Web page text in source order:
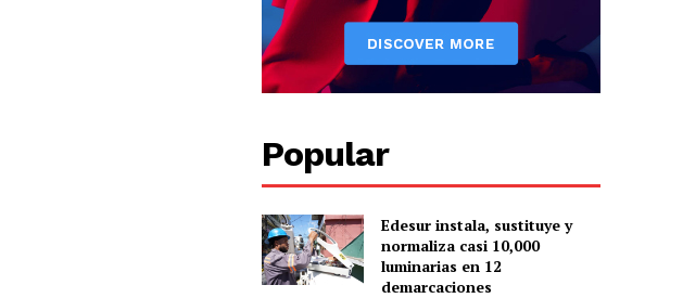
Popular
Edesur instala, sustituye y
normaliza casi 10,000
luminarias en 12
demarcaciones